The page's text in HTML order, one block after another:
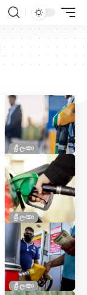
ශ්‍රී ලංකා
ශ්‍රී ලංකා
ශ්‍රී ලංකා